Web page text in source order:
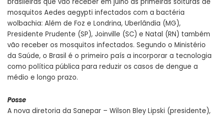
mosquitos Aedes aegypti infectados com a bactéria
wolbachia: Além de Foz e Londrina, Uberlândia (MG),
Presidente Prudente (SP), Joinville (SC) e Natal (RN) também
vão receber os mosquitos infectados. Segundo o Ministério
da Saúde, o Brasil é o primeiro país a incorporar a tecnologia
como política pública para reduzir os casos de dengue a
médio e longo prazo.
Posse
A nova diretoria da Sanepar – Wilson Bley Lipski (presidente),